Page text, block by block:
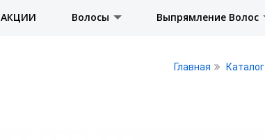
АКЦИИ Волосы Выпрямление Волос
Главная Каталог